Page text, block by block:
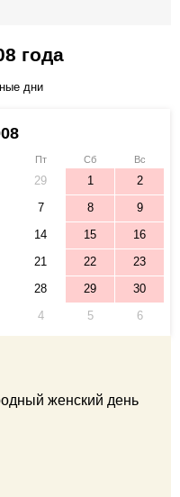
года
дни
Пт Сб
Вс
29 1 2
7 8 9
14 15 16
21 22 23
28 29 30
4 5 6
женский день